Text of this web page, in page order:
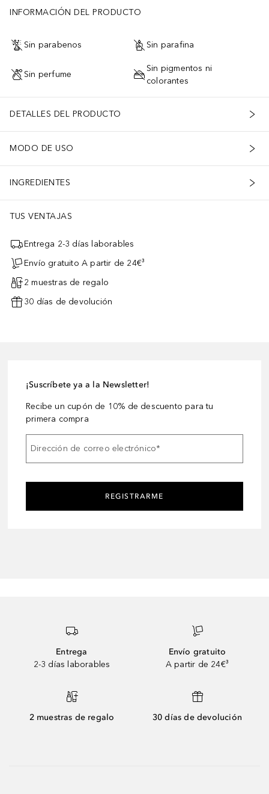
INFORMACIÓN DEL PRODUCTO
Sin parabenos Sin parafina
Sin perfume
Sin pigmentos ni
colorantes
DETALLES DEL PRODUCTO
MODO DE USO
INGREDIENTES
TUS VENTAJAS
Entrega 2-3 días laborables
Envío gratuito A partir de 24€³
2 muestras de regalo
30 días de devolución
¡Suscríbete ya a la Newsletter!
Recibe un cupón de 10% de descuento para tu
primera compra
Dirección de correo electrónico*
REGISTRARME
Entrega
2-3 días laborables
Envío gratuito
A partir de 24€³
2 muestras de regalo 30 días de devolución